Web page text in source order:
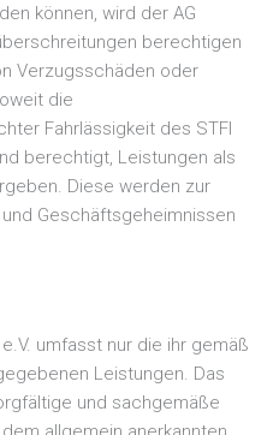
können, wird der AG
berechtigen
Verzugsschäden oder
die
Fahrlässigkeit des STFI
berechtigt, Leistungen als
Diese werden zur
Geschäftsgeheimnissen
umfasst nur die ihr gemäß
Leistungen. Das
und sachgemäße